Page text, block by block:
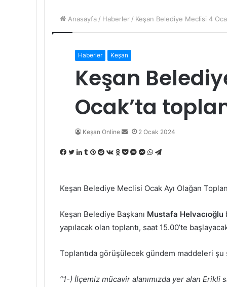
Anasayfa / Haberler / Keşan Belediye Meclisi 4
Haberler Keşan
Keşan
Ocak’ta
Keşan Online
Bir
posta
2 Ocak 2024
Facebook
Twitter
LinkedIn
Tumblr
Pinterest
RedditVKontakte
Odnoklassniki
Pocket
Messenger
Messenger
WhatsApp
Telegram
Keşan Belediye Meclisi Ocak Ayı Olağan
Keşan Belediye Başkanı Mustafa Helvacıoğlu
yapılacak olan toplantı, saat 15.00’te
Toplantıda görüşülecek gündem maddeleri şu
“1-) İlçemiz mücavir alanımızda yer alan